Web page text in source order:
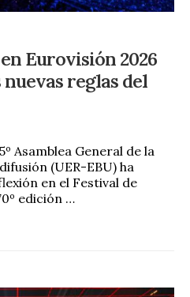
Eurovisión 2026
reglas del
Asamblea General de la
(UER-EBU) ha
en el Festival de
edición …